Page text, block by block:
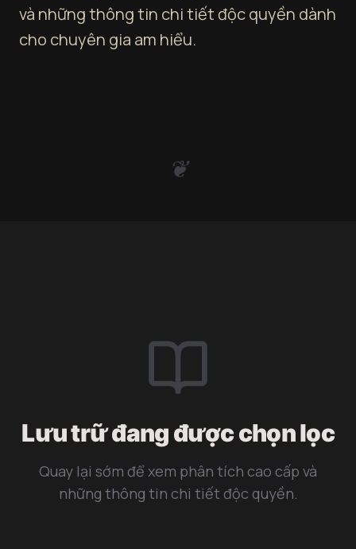
và những thông tin chi tiết độc quyền dành
cho chuyên gia am hiểu.
❦
Lưu trữ đang được chọn lọc
Quay lại sớm để xem phân tích cao cấp và
những thông tin chi tiết độc quyền.